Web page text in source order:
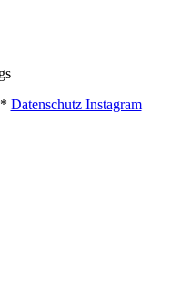
Datenschutz Instagram